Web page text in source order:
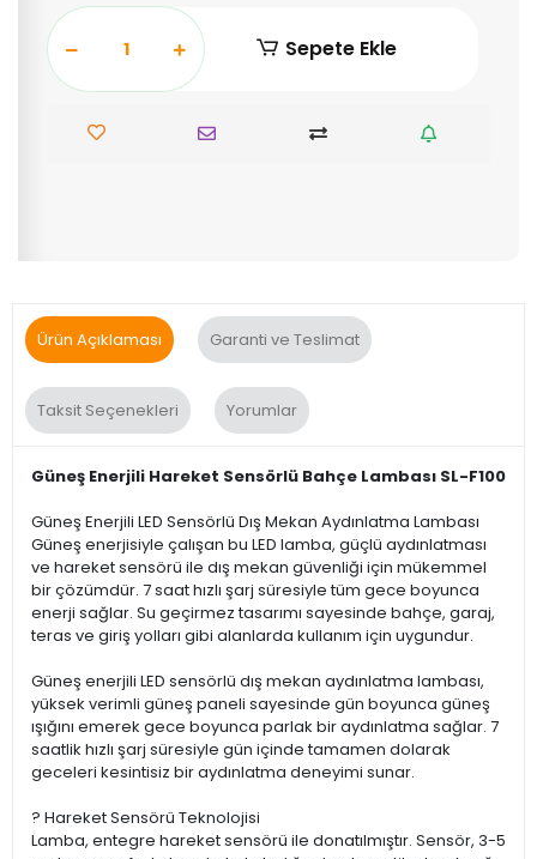
Sepete Ekle
Ürün Açıklaması Garanti ve Teslimat
Taksit Seçenekleri Yorumlar
Güneş Enerjili Hareket Sensörlü Bahçe Lambası SL-F100
Güneş Enerjili LED Sensörlü Dış Mekan Aydınlatma Lambası
Güneş enerjisiyle çalışan bu LED lamba, güçlü aydınlatması
ve hareket sensörü ile dış mekan güvenliği için mükemmel
bir çözümdür. 7 saat hızlı şarj süresiyle tüm gece boyunca
enerji sağlar. Su geçirmez tasarımı sayesinde bahçe, garaj,
teras ve giriş yolları gibi alanlarda kullanım için uygundur.
Güneş enerjili LED sensörlü dış mekan aydınlatma lambası,
yüksek verimli güneş paneli sayesinde gün boyunca güneş
ışığını emerek gece boyunca parlak bir aydınlatma sağlar. 7
saatlik hızlı şarj süresiyle gün içinde tamamen dolarak
geceleri kesintisiz bir aydınlatma deneyimi sunar.
? Hareket Sensörü Teknolojisi
Lamba, entegre hareket sensörü ile donatılmıştır. Sensör, 3-5